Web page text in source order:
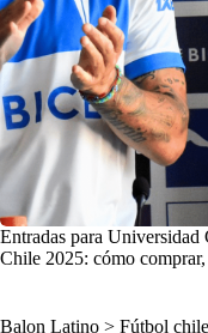
Entradas para
Chile 2025: cómo
Balon Latino > Fútbol